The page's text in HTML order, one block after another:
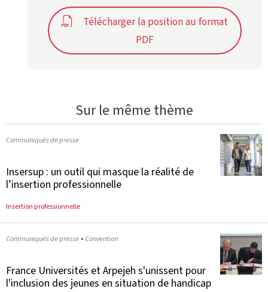
Télécharger la position au format
PDF
Sur le même thème
Communiqués de presse
Insersup : un outil qui masque la réalité de
l’insertion professionnelle
Insertion professionnelle
Communiqués de presse•Convention
France Universités et Arpejeh s'unissent pour
l'inclusion des jeunes en situation de handicap